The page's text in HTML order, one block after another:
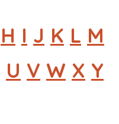
H I J K L M
U V W X Y